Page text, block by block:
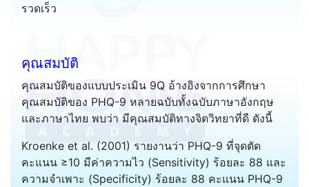
รวดเร็ว
คุณสมบัติ
คุณสมบัติของแบบประเมิน 9Q อ้างอิงจากการศึกษา
คุณสมบัติของ PHQ-9 หลายฉบับทั้งฉบับภาษาอังกฤษ
และภาษาไทย พบว่า มีคุณสมบัติทางจิตวิทยาที่ดี ดังนี้
Kroenke et al. (2001) รายงานว่า PHQ-9 ที่จุดตัด
คะแนน ≥10 มีค่าความไว (Sensitivity) ร้อยละ 88 และ
ความจำเพาะ (Specificity) ร้อยละ 88 คะแนน PHQ-9